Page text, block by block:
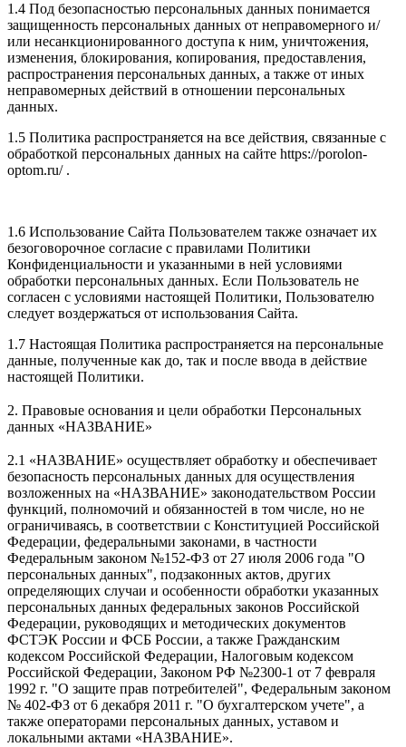
1.4 Под безопасностью персональных данных понимается
защищенность персональных данных от неправомерного и/
или несанкционированного доступа к ним, уничтожения,
изменения, блокирования, копирования, предоставления,
распространения персональных данных, а также от иных
неправомерных действий в отношении персональных
данных.
1.5 Политика распространяется на все действия, связанные с
обработкой персональных данных на сайте https://porolon-
optom.ru/ .
1.6 Использование Сайта Пользователем также означает их
безоговорочное согласие с правилами Политики
Конфиденциальности и указанными в ней условиями
обработки персональных данных. Если Пользователь не
согласен с условиями настоящей Политики, Пользователю
следует воздержаться от использования Сайта.
1.7 Настоящая Политика распространяется на персональные
данные, полученные как до, так и после ввода в действие
настоящей Политики.
2. Правовые основания и цели обработки Персональных
данных «НАЗВАНИЕ»
2.1 «НАЗВАНИЕ» осуществляет обработку и обеспечивает
безопасность персональных данных для осуществления
возложенных на «НАЗВАНИЕ» законодательством России
функций, полномочий и обязанностей в том числе, но не
ограничиваясь, в соответствии с Конституцией Российской
Федерации, федеральными законами, в частности
Федеральным законом №152-ФЗ от 27 июля 2006 года "О
персональных данных", подзаконных актов, других
определяющих случаи и особенности обработки указанных
персональных данных федеральных законов Российской
Федерации, руководящих и методических документов
ФСТЭК России и ФСБ России, а также Гражданским
кодексом Российской Федерации, Налоговым кодексом
Российской Федерации, Законом РФ №2300-1 от 7 февраля
1992 г. "О защите прав потребителей", Федеральным законом
№ 402-ФЗ от 6 декабря 2011 г. "О бухгалтерском учете", а
также операторами персональных данных, уставом и
локальными актами «НАЗВАНИЕ».